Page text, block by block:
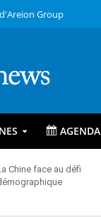
Group
AGENDA
Chine face au défi